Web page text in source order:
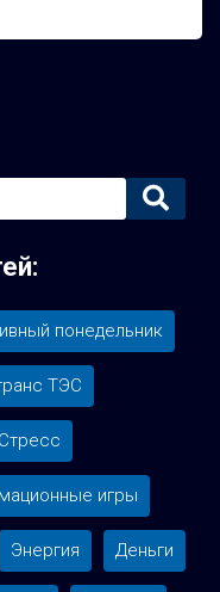
понедельник
ТЭС
Стресс
игры
Энергия Деньги